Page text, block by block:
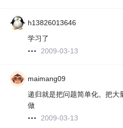
h13826013646
学习了
2009-03-13
maimang09
递归就是把问题简单化。把大
做
2009-03-13